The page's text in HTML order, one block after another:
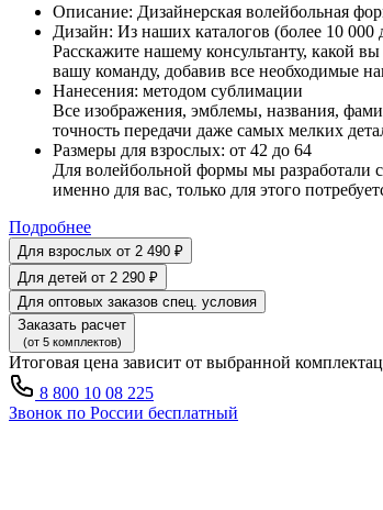
Описание: Дизайнерская волейбольная
Дизайн: Из наших каталогов (более 10
Расскажите нашему консультанту, какой
вашу команду, добавив все необходимые
Нанесения: методом сублимации
Все изображения, эмблемы, названия,
точность передачи даже самых мелких
Размеры для взрослых: от 42 до 64
Для волейбольной формы мы разработали
именно для вас, только для этого
Подробнее
Для взрослых от 2 490 ₽
Для детей от 2 290 ₽
Для оптовых заказов спец. условия
Заказать расчет
(от 5 комплектов)
Итоговая цена зависит от выбранной
8 800 10 08 225
Звонок по России бесплатный